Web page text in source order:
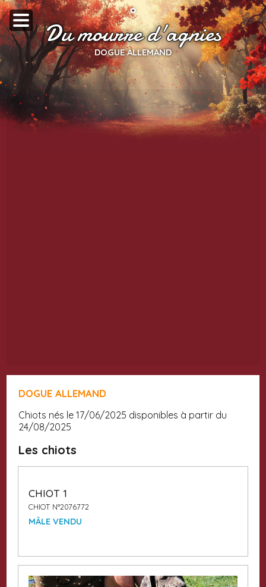
Du mourre d'agnies
DOGUE ALLEMAND
DOGUE ALLEMAND
Chiots nés le 17/06/2025 disponibles à partir du
24/08/2025
Les chiots
CHIOT 1
CHIOT N°2076772
MÂLE VENDU